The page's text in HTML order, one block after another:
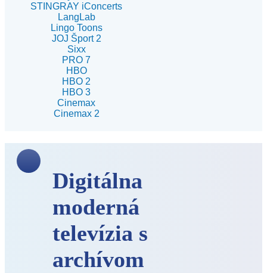
STINGRAY iConcerts
LangLab
Lingo Toons
JOJ Šport 2
Sixx
PRO 7
HBO
HBO 2
HBO 3
Cinemax
Cinemax 2
Digitálna
moderná
televízia s
archívom